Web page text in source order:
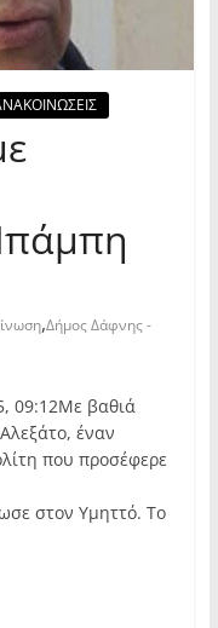
,Δήμος Δάφνης -
09:12Με βαθιά
έναν
που προσέφερε
στον Υμηττό. Το